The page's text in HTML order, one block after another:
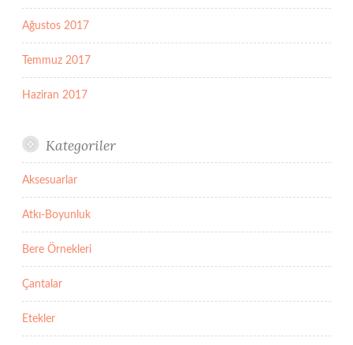
Ağustos 2017
Temmuz 2017
Haziran 2017
Kategoriler
Aksesuarlar
Atkı-Boyunluk
Bere Örnekleri
Çantalar
Etekler